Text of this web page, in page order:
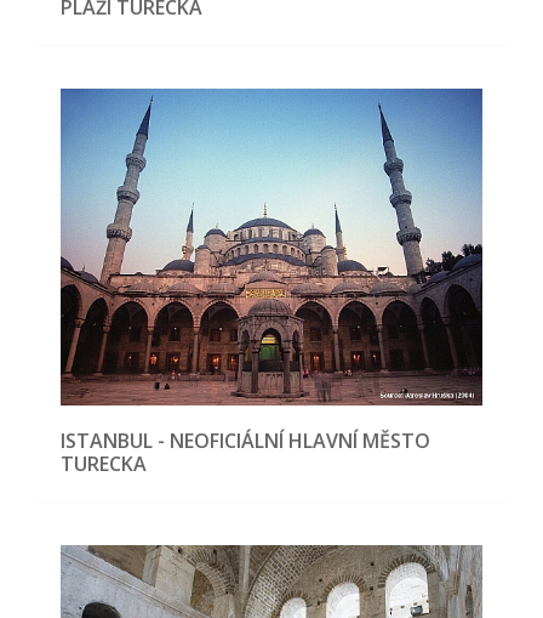
PLÁŽÍ TURECKA
ISTANBUL - NEOFICIÁLNÍ HLAVNÍ MĚSTO
TURECKA